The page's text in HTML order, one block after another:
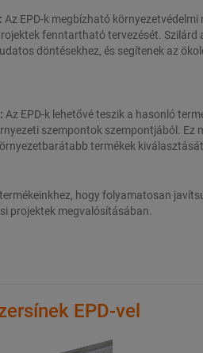
Az EPD-k megbízható környezetvédelmi
fenntartható tervezését. Szilárd
döntésekhez, és segítenek az
Az EPD-k lehetővé teszik a hasonló
szempontok szempontjából. Ez
termékek
hogy folyamatosan
projektek megvalósításában.
EPD-vel